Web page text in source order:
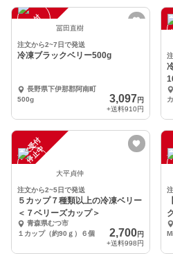
注
文
受
付
停
止 冨田直樹
注文から2~7日で発送
冷凍ブラックベリー500g
長野県下伊那郡阿南町
500g
3,097 円
+送料910円
注
文
受
付
停
止
中
大平貞仲
注文から2~5日で発送
５カップ７種類以上の冷凍ベリー
＜７ベリーズカップ＞
青森県むつ市
１カップ（約90ｇ）６個
2,700円
+送料998円